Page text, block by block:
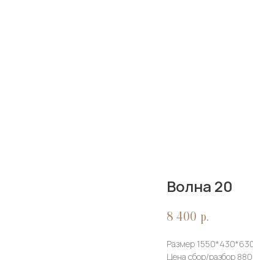
Волна 20
8 400 р.
Размер
Цена сбор/разбор